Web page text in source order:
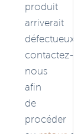
produit
arriverait
défectueux,
contactez-
nous
afin
de
procéder